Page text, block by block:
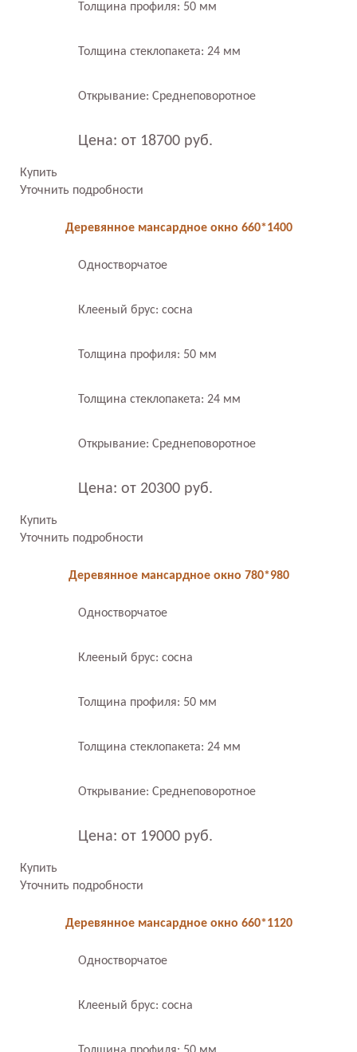
Толщина профиля: 50 мм
Толщина стеклопакета: 24 мм
Открывание: Среднеповоротное
Цена: от 18700 руб.
Купить
Уточнить подробности
Деревянное мансардное окно 660*1400
Одностворчатое
Клееный брус: сосна
Толщина профиля: 50 мм
Толщина стеклопакета: 24 мм
Открывание: Среднеповоротное
Цена: от 20300 руб.
Купить
Уточнить подробности
Деревянное мансардное окно 780*980
Одностворчатое
Клееный брус: сосна
Толщина профиля: 50 мм
Толщина стеклопакета: 24 мм
Открывание: Среднеповоротное
Цена: от 19000 руб.
Купить
Уточнить подробности
Деревянное мансардное окно 660*1120
Одностворчатое
Клееный брус: сосна